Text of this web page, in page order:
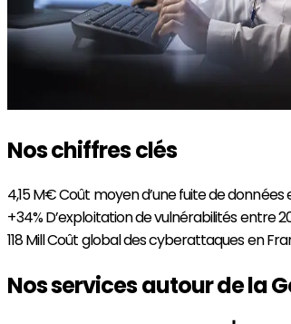
Nos chiffres clés
4,15 M€Coût moyen d’une fuite de données
+ 34%D’exploitation de vulnérabilités entre
118 MillCoût global des cyberattaques en
Nos services autour de la